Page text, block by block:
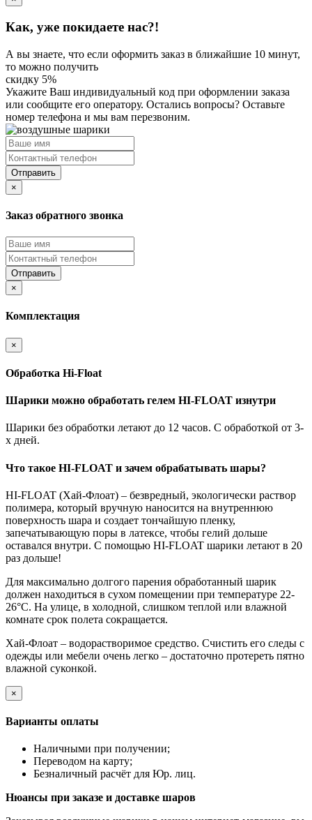
Как, уже покидаете нас?!
А вы знаете, что если оформить заказ в ближайшие 10 минут,
то можно получить
скидку 5%
Укажите Ваш индивидуальный код при оформлении заказа
или сообщите его оператору. Остались вопросы? Оставьте
номер телефона и мы вам перезвоним.
Отправить
×
Заказ обратного звонка
Отправить
×
Комплектация
×
Обработка Hi-Float
Шарики можно обработать гелем HI-FLOAT изнутри
Шарики без обработки летают до 12 часов. С обработкой от 3-
х дней.
Что такое HI-FLOAT и зачем обрабатывать шары?
HI-FLOAT (Хай-Флоат) – безвредный, экологически раствор
полимера, который вручную наносится на внутреннюю
поверхность шара и создает тончайшую пленку,
запечатывающую поры в латексе, чтобы гелий дольше
оставался внутри. С помощью HI-FLOAT шарики летают в 20
раз дольше!
Для максимально долгого парения обработанный шарик
должен находиться в сухом помещении при температуре 22-
26°C. На улице, в холодной, слишком теплой или влажной
комнате срок полета сокращается.
Хай-Флоат – водорастворимое средство. Счистить его следы с
одежды или мебели очень легко – достаточно протереть пятно
влажной суконкой.
×
Варианты оплаты
Наличными при получении;
Переводом на карту;
Безналичный расчёт для Юр. лиц.
Нюансы при заказе и доставке шаров